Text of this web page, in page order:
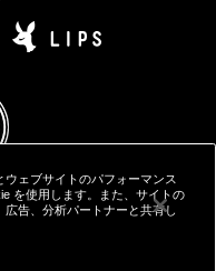
リシー
ェブサイトのパフォーマンス
を使用します。また、サイトの
告、分析パートナーと共有し